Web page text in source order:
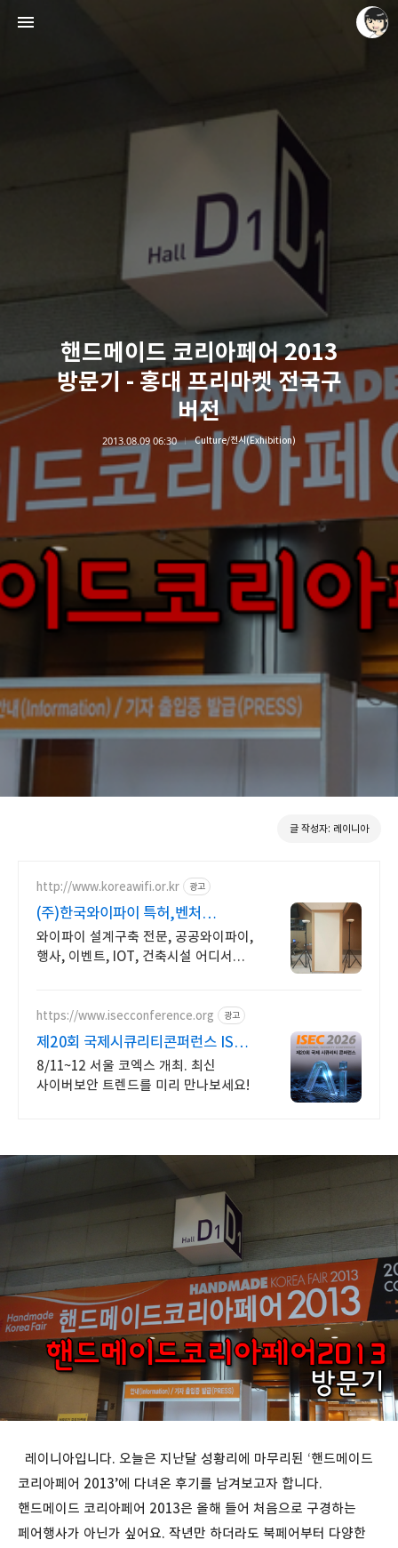
핸드메이드 코리아페어 2013
방문기 - 홍대 프리마켓 전국구
버전
2013.08.09 06:30 Culture/전시(Exhibition)
글 작성자: 레이니아
http://www.koreawifi.or.kr 광고
(주)한국와이파이 특허,벤처
빠른상담 가능
와이파이 설계구축 전문, 공공와이파이,
행사, 이벤트, IOT, 건축시설 어디서나
https://www.isecconference.org 광고
제20회 국제시큐리티콘퍼런스 ISEC
2026
8/11~12 서울 코엑스 개최. 최신
사이버보안 트렌드를 미리 만나보세요!
레이니아입니다. 오늘은 지난달 성황리에 마무리된 ‘핸드메이드
코리아페어 2013’에 다녀온 후기를 남겨보고자 합니다.
핸드메이드 코리아페어 2013은 올해 들어 처음으로 구경하는
페어행사가 아닌가 싶어요. 작년만 하더라도 북페어부터 다양한
레이니아
레이니아